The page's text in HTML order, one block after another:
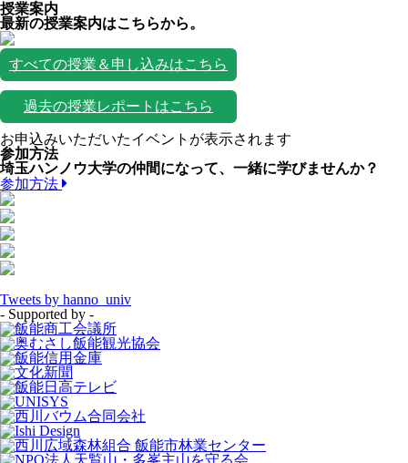
授業案内
最新の授業案内はこちらから。
すべての授業＆申し込みはこちら
過去の授業レポートはこちら
お申込みいただいたイベントが表示されます
参加方法
埼玉ハンノウ大学の仲間になって、一緒に学びませんか？
参加方法
Tweets by hanno_univ
- Supported by -